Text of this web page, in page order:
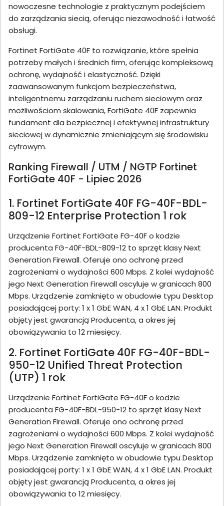
nowoczesne technologie z praktycznym podejściem
do zarządzania siecią, oferując niezawodność i łatwość
obsługi.
Fortinet FortiGate 40F to rozwiązanie, które spełnia
potrzeby małych i średnich firm, oferując kompleksową
ochronę, wydajność i elastyczność. Dzięki
zaawansowanym funkcjom bezpieczeństwa,
inteligentnemu zarządzaniu ruchem sieciowym oraz
możliwościom skalowania, FortiGate 40F zapewnia
fundament dla bezpiecznej i efektywnej infrastruktury
sieciowej w dynamicznie zmieniającym się środowisku
cyfrowym.
Ranking Firewall / UTM / NGTP Fortinet
FortiGate 40F - Lipiec 2026
1. Fortinet FortiGate 40F FG-40F-BDL-
809-12 Enterprise Protection 1 rok
Urządzenie Fortinet FortiGate FG-40F o kodzie
producenta FG-40F-BDL-809-12 to sprzęt klasy Next
Generation Firewall. Oferuje ono ochronę przed
zagrożeniami o wydajności 600 Mbps. Z kolei wydajność
jego Next Generation Firewall oscyluje w granicach 800
Mbps. Urządzenie zamknięto w obudowie typu Desktop
posiadającej porty: 1 x 1 GbE WAN, 4 x 1 GbE LAN. Produkt
objęty jest gwarancją Producenta, a okres jej
obowiązywania to 12 miesięcy.
2. Fortinet FortiGate 40F FG-40F-BDL-
950-12 Unified Threat Protection
(UTP) 1 rok
Urządzenie Fortinet FortiGate FG-40F o kodzie
producenta FG-40F-BDL-950-12 to sprzęt klasy Next
Generation Firewall. Oferuje ono ochronę przed
zagrożeniami o wydajności 600 Mbps. Z kolei wydajność
jego Next Generation Firewall oscyluje w granicach 800
Mbps. Urządzenie zamknięto w obudowie typu Desktop
posiadającej porty: 1 x 1 GbE WAN, 4 x 1 GbE LAN. Produkt
objęty jest gwarancją Producenta, a okres jej
obowiązywania to 12 miesięcy.